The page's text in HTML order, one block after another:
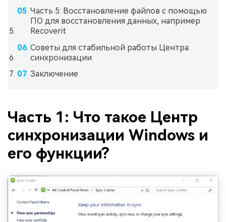
Часть 5: Восстановление файлов с помощью
ПО для восстановления данных, например
Recoverit
Советы для стабильной работы Центра
синхронизации
Заключение
Часть 1: Что такое Центр
синхронизации Windows и
его функции?